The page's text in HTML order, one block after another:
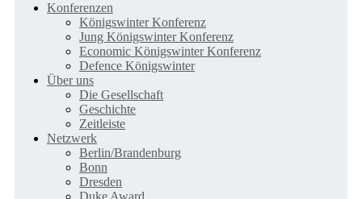
Konferenzen
Königswinter Konferenz
Jung Königswinter Konferenz
Economic Königswinter Konferenz
Defence Königswinter
Über uns
Die Gesellschaft
Geschichte
Zeitleiste
Netzwerk
Berlin/Brandenburg
Bonn
Dresden
Duke Award